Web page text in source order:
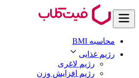
محاسبه BMI
رژیم غذایی
رژیم لاغری
رژیم افزایش وزن